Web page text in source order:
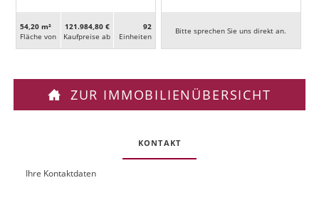
54,20 m²
Fläche von
121.984,80 €
Kaufpreise ab
92
Ein­heiten
Bitte sprechen Sie uns direkt an.
ZUR IMMOBILIENÜBERSICHT
KONTAKT
OUIhre Kontaktdaten